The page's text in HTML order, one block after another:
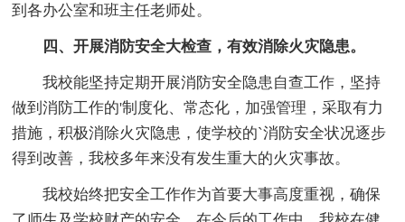
到各办公室和班主任老师处。
四、开展消防安全大检查，有效消除火灾隐患。
我校能坚持定期开展消防安全隐患自查工作，坚持
做到消防工作的'制度化、常态化，加强管理，采取有力
措施，积极消除火灾隐患，使学校的`消防安全状况逐步
得到改善，我校多年来没有发生重大的火灾事故。
我校始终把安全工作作为首要大事高度重视，确保